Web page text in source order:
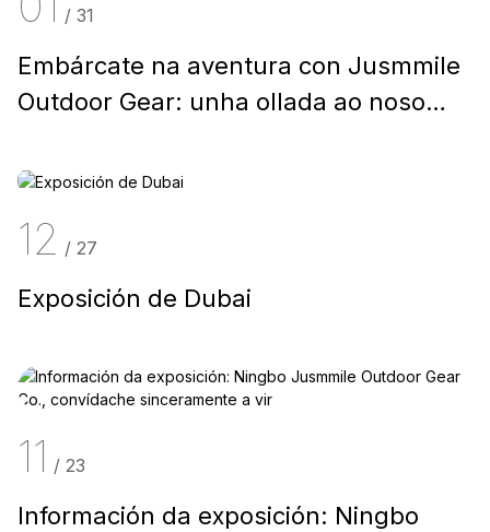
/ 31
Embárcate na aventura con Jusmmile
Outdoor Gear: unha ollada ao noso
12 / 27
Exposición de Dubai
11 / 23
Información da exposición: Ningbo